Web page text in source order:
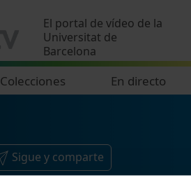
El portal de vídeo de la
Universitat de
Barcelona
Colecciones En directo
Sigue y comparte